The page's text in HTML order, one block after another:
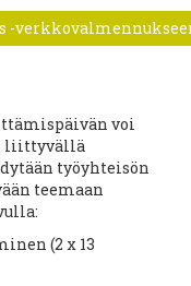
-
voi
liittyvällä
työyhteisön
teemaan
(2 x 13